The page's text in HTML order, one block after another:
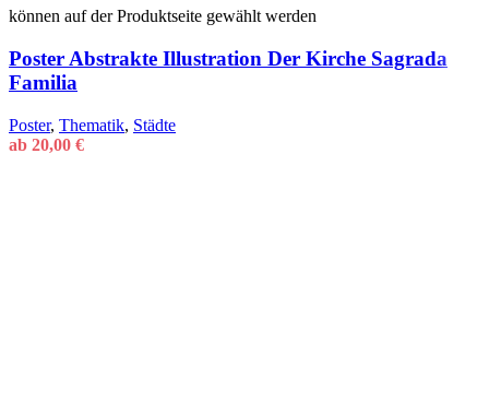
können auf der Produktseite gewählt werden
Poster Abstrakte Illustration Der Kirche Sagrada
Familia
Poster, Thematik, Städte
ab 20,00 €